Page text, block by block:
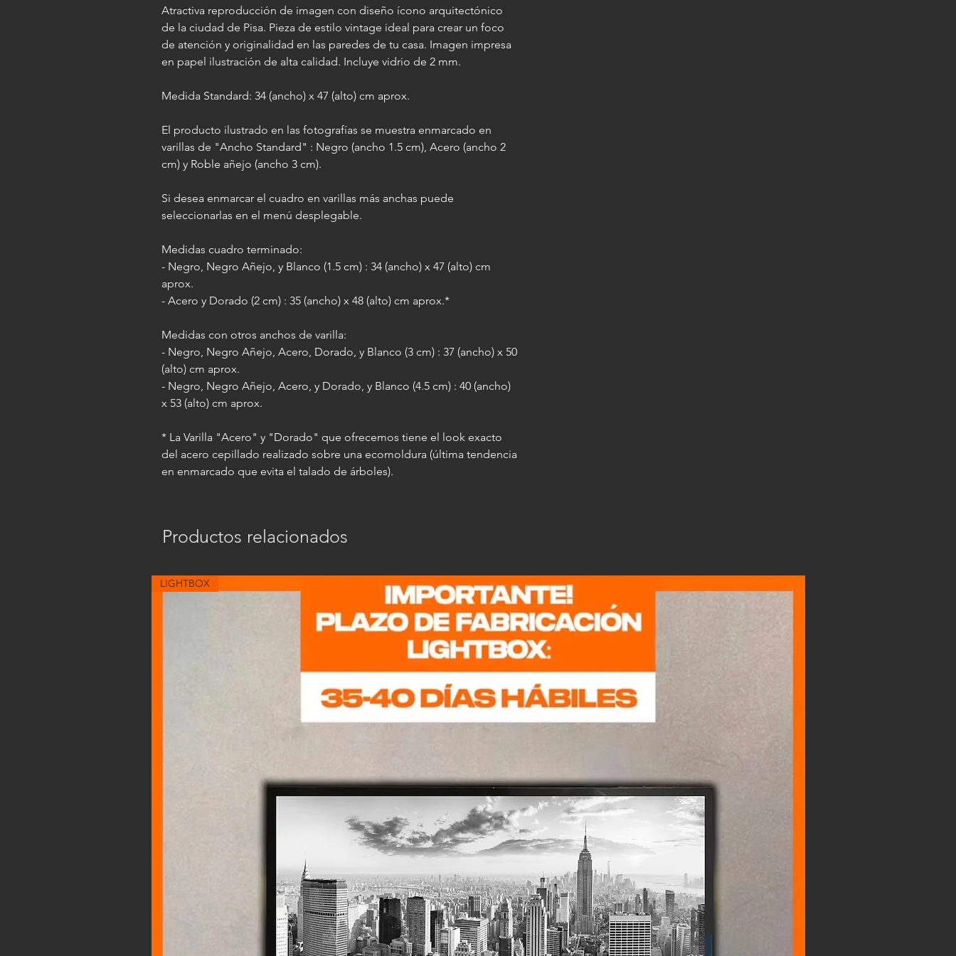
Atractiva reproducción de imagen con diseño ícono arquitectónico
de la ciudad de Pisa. Pieza de estilo vintage ideal para crear un foco
de atención y originalidad en las paredes de tu casa. Imagen impresa
en papel ilustración de alta calidad. Incluye vidrio de 2 mm.
Medida Standard: 34 (ancho) x 47 (alto) cm aprox.
El producto ilustrado en las fotografías se muestra enmarcado en
varillas de "Ancho Standard" : Negro (ancho 1.5 cm), Acero (ancho 2
cm) y Roble añejo (ancho 3 cm).
Si desea enmarcar el cuadro en varillas más anchas puede
seleccionarlas en el menú desplegable.
Medidas cuadro terminado:
- Negro, Negro Añejo, y Blanco (1.5 cm) : 34 (ancho) x 47 (alto) cm
aprox.
- Acero y Dorado (2 cm) : 35 (ancho) x 48 (alto) cm aprox.*
Medidas con otros anchos de varilla:
- Negro, Negro Añejo, Acero, Dorado, y Blanco (3 cm) : 37 (ancho) x 50
(alto) cm aprox.
- Negro, Negro Añejo, Acero, y Dorado, y Blanco (4.5 cm) : 40 (ancho)
x 53 (alto) cm aprox.
* La Varilla "Acero" y "Dorado" que ofrecemos tiene el look exacto
del acero cepillado realizado sobre una ecomoldura (última tendencia
en enmarcado que evita el talado de árboles).
Productos relacionados
LIGHTBOX